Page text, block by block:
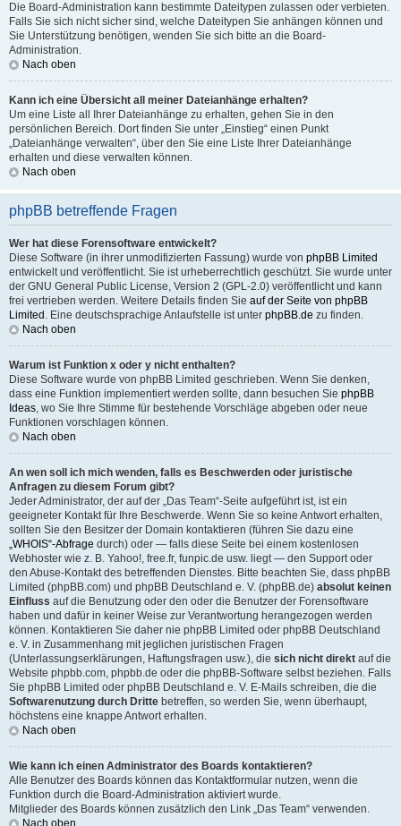
Die Board-Administration kann bestimmte Dateitypen zulassen oder verbieten.
Falls Sie sich nicht sicher sind, welche Dateitypen Sie anhängen können und
Sie Unterstützung benötigen, wenden Sie sich bitte an die Board-
Administration.
Nach oben
Kann ich eine Übersicht all meiner Dateianhänge erhalten?
Um eine Liste all Ihrer Dateianhänge zu erhalten, gehen Sie in den
persönlichen Bereich. Dort finden Sie unter „Einstieg“ einen Punkt
„Dateianhänge verwalten“, über den Sie eine Liste Ihrer Dateianhänge
erhalten und diese verwalten können.
Nach oben
phpBB betreffende Fragen
Wer hat diese Forensoftware entwickelt?
Diese Software (in ihrer unmodifizierten Fassung) wurde von phpBB Limited
entwickelt und veröffentlicht. Sie ist urheberrechtlich geschützt. Sie wurde unter
der GNU General Public License, Version 2 (GPL-2.0) veröffentlicht und kann
frei vertrieben werden. Weitere Details finden Sie auf der Seite von phpBB
Limited . Eine deutschsprachige Anlaufstelle ist unter phpBB.de zu finden.
Nach oben
Warum ist Funktion x oder y nicht enthalten?
Diese Software wurde von phpBB Limited geschrieben. Wenn Sie denken,
dass eine Funktion implementiert werden sollte, dann besuchen Sie phpBB
Ideas, wo Sie Ihre Stimme für bestehende Vorschläge abgeben oder neue
Funktionen vorschlagen können.
Nach oben
An wen soll ich mich wenden, falls es Beschwerden oder juristische
Anfragen zu diesem Forum gibt?
Jeder Administrator, der auf der „Das Team“-Seite aufgeführt ist, ist ein
geeigneter Kontakt für Ihre Beschwerde. Wenn Sie so keine Antwort erhalten,
sollten Sie den Besitzer der Domain kontaktieren (führen Sie dazu eine
„WHOIS“-Abfrage durch) oder — falls diese Seite bei einem kostenlosen
Webhoster wie z. B. Yahoo!, free.fr, funpic.de usw. liegt — den Support oder
den Abuse-Kontakt des betreffenden Dienstes. Bitte beachten Sie, dass phpBB
Limited (phpBB.com) und phpBB Deutschland e. V. (phpBB.de) absolut keinen
Einfluss auf die Benutzung oder den oder die Benutzer der Forensoftware
haben und dafür in keiner Weise zur Verantwortung herangezogen werden
können. Kontaktieren Sie daher nie phpBB Limited oder phpBB Deutschland
e. V. in Zusammenhang mit jeglichen juristischen Fragen
(Unterlassungserklärungen, Haftungsfragen usw.), die sich nicht direkt auf die
Website phpbb.com, phpbb.de oder die phpBB-Software selbst beziehen. Falls
Sie phpBB Limited oder phpBB Deutschland e. V. E-Mails schreiben, die die
Softwarenutzung durch Dritte betreffen, so werden Sie, wenn überhaupt,
höchstens eine knappe Antwort erhalten.
Nach oben
Wie kann ich einen Administrator des Boards kontaktieren?
Alle Benutzer des Boards können das Kontaktformular nutzen, wenn die
Funktion durch die Board-Administration aktiviert wurde.
Mitglieder des Boards können zusätzlich den Link „Das Team“ verwenden.
Nach oben